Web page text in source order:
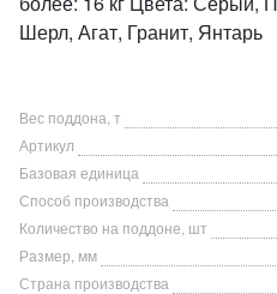
Шерл, Агат, Гранит, Янтарь
Вес поддона, т
Артикул
Базовая единица
Способ производства
Количество на поддоне, шт
Размер, мм
Страна производства